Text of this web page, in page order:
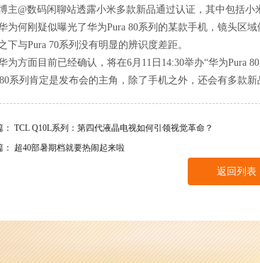
@数码闲聊站透露小米多款新品通过认证，其中包括小米
何刚疑似曝光了华为Pura 80系列的某款手机，镜头区域
下与Pura 70系列没有明显的辨识度差距。
方面目前已经确认，将在6月11日14:30举办“华为Pura
系列肯定是发布会的主角，除了手机之外，还会有多款新
TCL Q10L系列：第四代液晶电视如何引领视觉革命？
超40部暑期档就要热闹起来啦
返回列表